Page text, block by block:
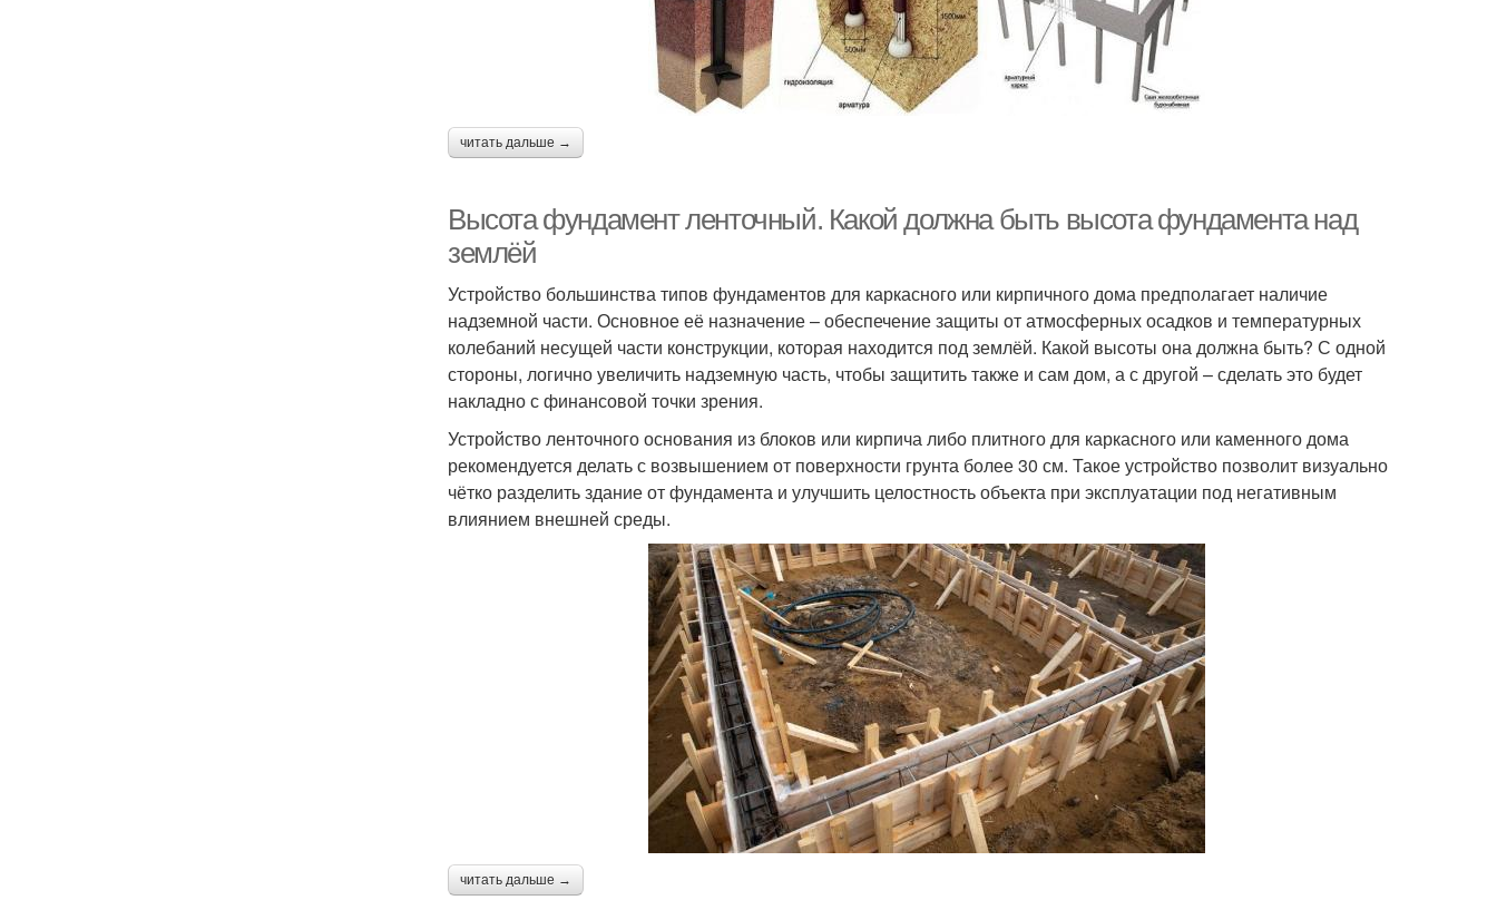
читать дальше →
Высота фундамент ленточный. Какой должна быть высота фундамента над
землёй
Устройство большинства типов фундаментов для каркасного или кирпичного дома предполагает наличие
надземной части. Основное её назначение – обеспечение защиты от атмосферных осадков и температурных
колебаний несущей части конструкции, которая находится под землёй. Какой высоты она должна быть? С одной
стороны, логично увеличить надземную часть, чтобы защитить также и сам дом, а с другой – сделать это будет
накладно с финансовой точки зрения.
Устройство ленточного основания из блоков или кирпича либо плитного для каркасного или каменного дома
рекомендуется делать с возвышением от поверхности грунта более 30 см. Такое устройство позволит визуально
чётко разделить здание от фундамента и улучшить целостность объекта при эксплуатации под негативным
влиянием внешней среды.
читать дальше →